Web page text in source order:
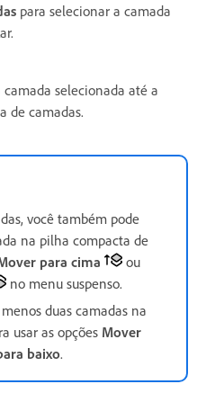
para selecionar a camada
camada selecionada até a
de camadas.
você também pode
na pilha compacta de
para cima
ou
no menu suspenso.
duas camadas na
usar as opções Mover
baixo.